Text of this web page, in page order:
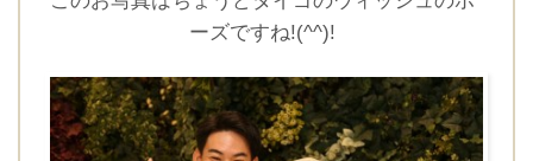
ーズですね!(^^)!
時間を選択してください